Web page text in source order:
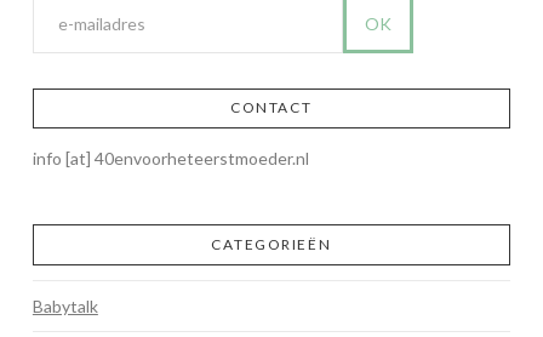
CONTACT
info [at] 40envoorheteerstmoeder.nl
CATEGORIEËN
Babytalk